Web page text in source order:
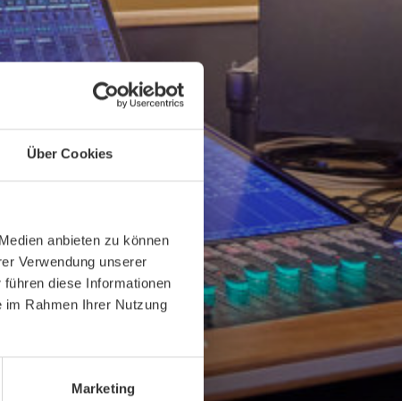
Über Cookies
anbieten zu können
Verwendung unserer
diese Informationen
im Rahmen Ihrer Nutzung
Marketing